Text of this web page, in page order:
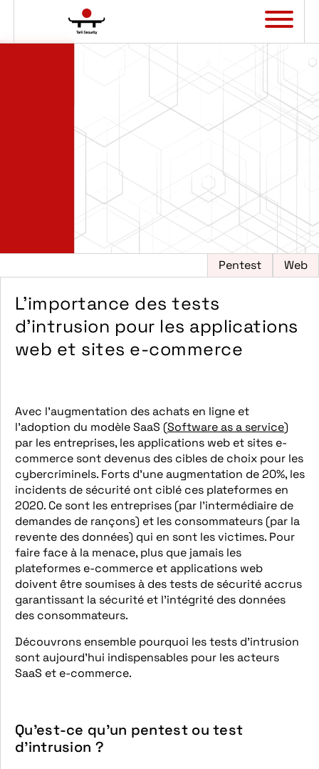
Pentest Web
L’importance des tests
d’intrusion pour les applications
web et sites e-commerce
Avec l’augmentation des achats en ligne et
l’adoption du modèle SaaS (Software as a service)
par les entreprises, les applications web et sites e-
commerce sont devenus des cibles de choix pour les
cybercriminels. Forts d’une augmentation de 20%, les
incidents de sécurité ont ciblé ces plateformes en
2020. Ce sont les entreprises (par l’intermédiaire de
demandes de rançons) et les consommateurs (par la
revente des données) qui en sont les victimes. Pour
faire face à la menace, plus que jamais les
plateformes e-commerce et applications web
doivent être soumises à des tests de sécurité accrus
garantissant la sécurité et l’intégrité des données
des consommateurs.
Découvrons ensemble pourquoi les tests d’intrusion
sont aujourd’hui indispensables pour les acteurs
SaaS et e-commerce.
Qu’est-ce qu’un pentest ou test
d’intrusion ?
Panneau de gestion des cookies